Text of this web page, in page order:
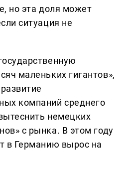
но эта доля может
ситуация не
маленьких гигантов»,
компаний среднего
немецких
с рынка. В этом году
в Германию вырос на